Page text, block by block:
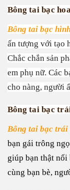
Bông tai bạc
Bông tai bạc
ấn tượng với tạo
Chắc chắn sản
em phụ nữ. Các
cho nàng, người
Bông tai bạc
Bông tai bạc trái
bạn gái trông
giúp bạn thật nổi
cùng bạn bè,